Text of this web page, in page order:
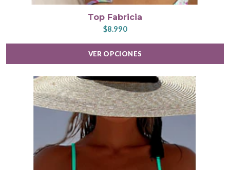
Top Fabricia
$8.990
VER OPCIONES